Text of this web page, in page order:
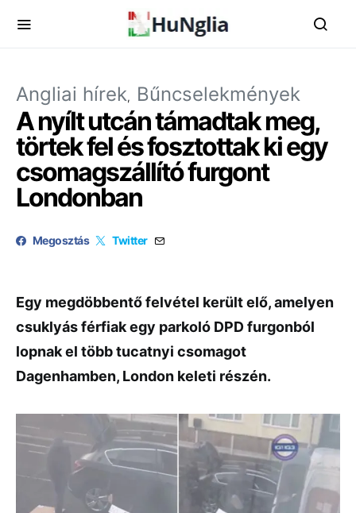
Angliai hírek Bűncselekmények
A nyílt utcán támadtak meg,
törtek fel és fosztottak ki egy
csomagszállító furgont
Londonban
Megosztás Twitter
Egy megdöbbentő felvétel került elő, amelyen
csuklyás férfiak egy parkoló DPD furgonból
lopnak el több tucatnyi csomagot
Dagenhamben, London keleti részén.